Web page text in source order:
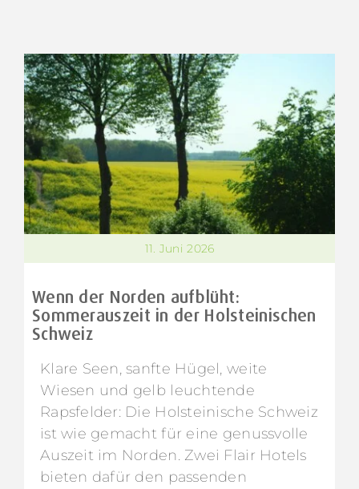
11. Juni 2026
Wenn der Norden aufblüht:
Sommerauszeit in der Holsteinischen
Schweiz
Klare Seen, sanfte Hügel, weite
Wiesen und gelb leuchtende
Rapsfelder: Die Holsteinische Schweiz
ist wie gemacht für eine genussvolle
Auszeit im Norden. Zwei Flair Hotels
bieten dafür den passenden